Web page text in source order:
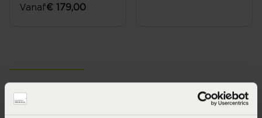
Vanaf€ 179,00
Traagschuim kussens; verlaagt